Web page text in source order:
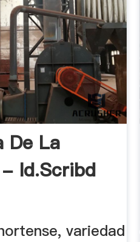
De La
Id.scribd
variedad